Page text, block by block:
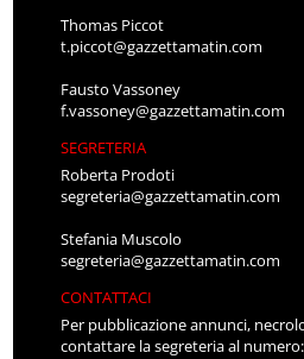
Thomas Piccot
t.piccot@gazzettamatin.com
Fausto Vassoney
f.vassoney@gazzettamatin.com
SEGRETERIA
Roberta Prodoti
segreteria@gazzettamatin.com
Stefania Muscolo
segreteria@gazzettamatin.com
CONTATTACI
Per pubblicazione annunci,
contattare la segreteria al